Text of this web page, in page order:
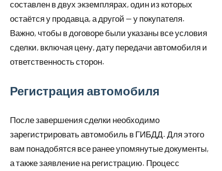
составлен в двух экземплярах, один из которых
остаётся у продавца, а другой — у покупателя.
Важно, чтобы в договоре были указаны все условия
сделки, включая цену, дату передачи автомобиля и
ответственность сторон.
Регистрация автомобиля
После завершения сделки необходимо
зарегистрировать автомобиль в ГИБДД. Для этого
вам понадобятся все ранее упомянутые документы,
а также заявление на регистрацию. Процесс